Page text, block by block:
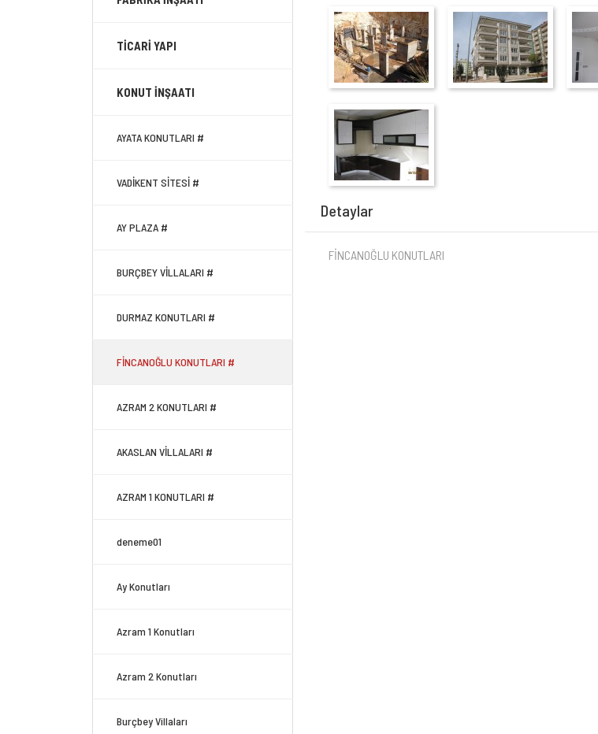
TİCARİ YAPI
KONUT İNŞAATI
AYATA KONUTLARI #
VADİKENT SİTESİ #
AY PLAZA #
BURÇBEY VİLLALARI #
DURMAZ KONUTLARI #
FİNCANOĞLU KONUTLARI #
AZRAM 2 KONUTLARI #
AKASLAN VİLLALARI #
AZRAM 1 KONUTLARI #
deneme01
Ay Konutları
Azram 1 Konutları
Azram 2 Konutları
Burçbey Villaları
Detaylar
FİNCANOĞLU KONUTLARI